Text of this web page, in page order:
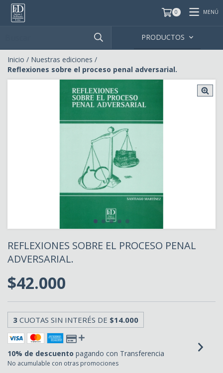
0 MENÚ
PRODUCTOS
Inicio / Nuestras ediciones /
Reflexiones sobre el proceso penal adversarial.
REFLEXIONES SOBRE EL PROCESO PENAL
ADVERSARIAL.
$42.000
3 CUOTAS SIN INTERÉS DE $14.000
10% de descuento pagando con Transferencia
No acumulable con otras promociones